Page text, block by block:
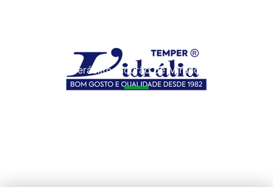
VIDRÁLIA
Av. Heráclito Mourão de Miranda, 1494